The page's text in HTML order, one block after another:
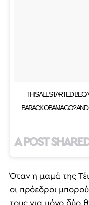
THIS ALL STARTED
BARACK OBAMA GO? AND
Όταν η μαμά της
οι πρόεδροι
τους για μόνο δύο